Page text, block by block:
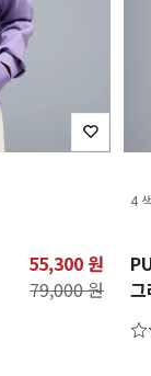
55,300 원
79,000 원
4